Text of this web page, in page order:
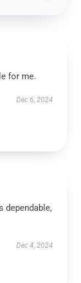
for me.
Dec 6, 2024
dependable,
Dec 4, 2024